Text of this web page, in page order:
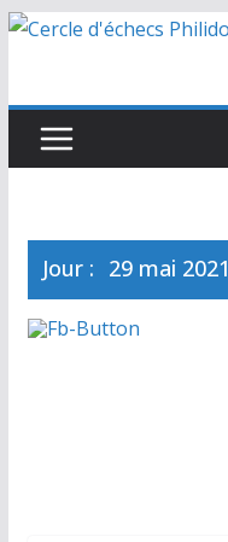
Passer
Jour : 29 mai 2021